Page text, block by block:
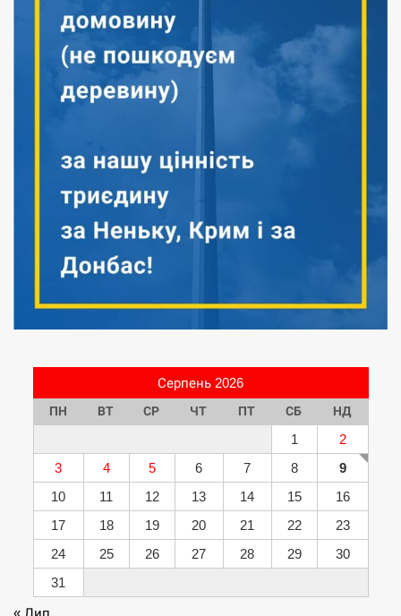
Серпень 2026
ПН ВТ СР ЧТ ПТ СБ НД
1
2
3
4 5 6 7 8
9
10
11 12 13 14 15
16
17
18 19 20 21 22
23
24
25 26 27 28 29
30
31
« Лип